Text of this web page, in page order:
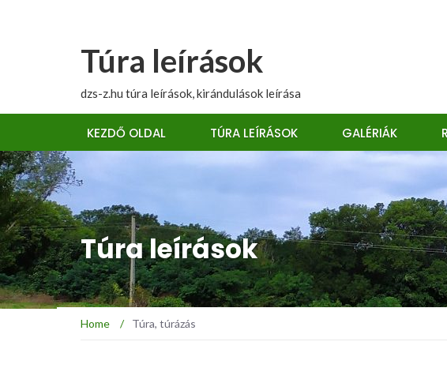
Túra leírások
dzs-z.hu túra leírások, kirándulások leírása
KEZDŐ OLDAL TÚRA LEÍRÁSOK GALÉRIÁK
Túra leírások
Home / Túra, túrázás